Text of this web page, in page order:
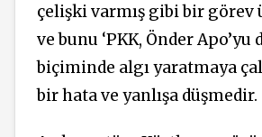
çelişki varmış gibi bir görev
ve bunu ‘PKK, Önder
biçiminde algı yaratmaya
bir hata ve yanlışa düşmedir.